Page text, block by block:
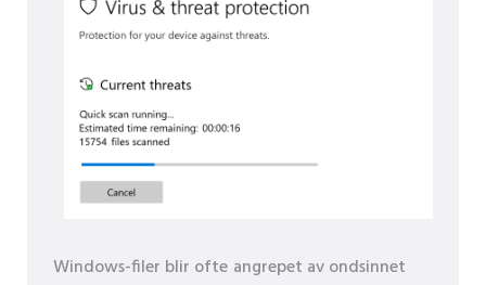
Windows-filer blir ofte angrepet av ondsinnet